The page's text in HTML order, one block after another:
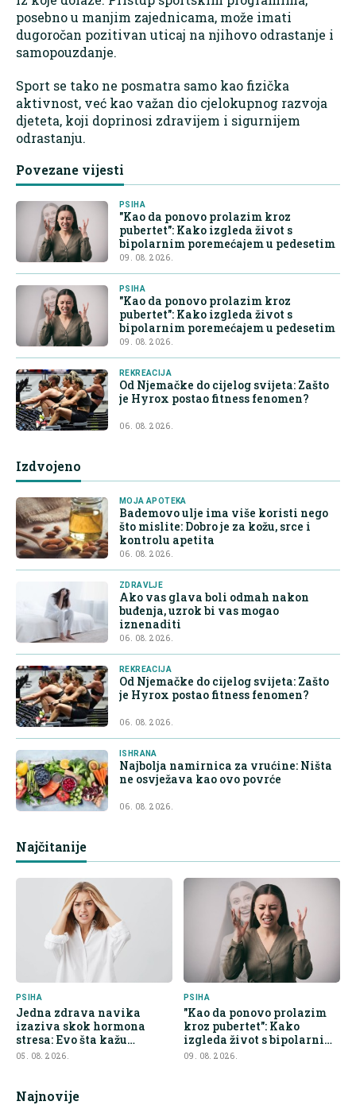
posebno u manjim zajednicama, može imati
dugoročan pozitivan uticaj na njihovo odrastanje i
samopouzdanje.
Sport se tako ne posmatra samo kao fizička
aktivnost, već kao važan dio cjelokupnog razvoja
djeteta, koji doprinosi zdravijem i sigurnijem
odrastanju.
Povezane vijesti
PSIHA
"Kao da ponovo prolazim kroz
pubertet": Kako izgleda život s
bipolarnim poremećajem u pedesetim
09. 08. 2026.
PSIHA
"Kao da ponovo prolazim kroz
pubertet": Kako izgleda život s
bipolarnim poremećajem u pedesetim
09. 08. 2026.
REKREACIJA
Od Njemačke do cijelog svijeta: Zašto
je Hyrox postao fitness fenomen?
06. 08. 2026.
Izdvojeno
MOJA APOTEKA
Bademovo ulje ima više koristi nego
što mislite: Dobro je za kožu, srce i
kontrolu apetita
06. 08. 2026.
ZDRAVLJE
Ako vas glava boli odmah nakon
buđenja, uzrok bi vas mogao
iznenaditi
06. 08. 2026.
REKREACIJA
Od Njemačke do cijelog svijeta: Zašto
je Hyrox postao fitness fenomen?
06. 08. 2026.
ISHRANA
Najbolja namirnica za vrućine: Ništa
ne osvježava kao ovo povrće
06. 08. 2026.
Najčitanije
PSIHA
Jedna zdrava navika
izaziva skok hormona
stresa: Evo šta kažu
endokrinolozi
05. 08. 2026.
PSIHA
"Kao da ponovo prolazim
kroz pubertet": Kako
izgleda život s bipolarnim
poremećajem u pedesetim
09. 08. 2026.
Najnovije